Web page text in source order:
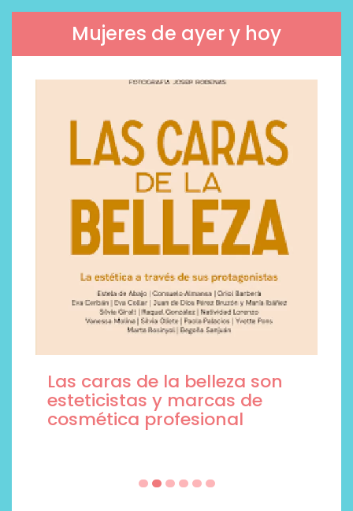
Mujeres de ayer y hoy
Las caras de la belleza son
esteticistas y marcas de
cosmética profesional